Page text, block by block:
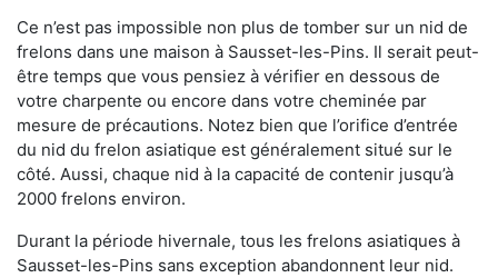
Ce n’est pas impossible non plus de tomber sur un nid de
frelons dans une maison à Sausset-les-Pins. Il serait peut-
être temps que vous pensiez à vérifier en dessous de
votre charpente ou encore dans votre cheminée par
mesure de précautions. Notez bien que l’orifice d’entrée
du nid du frelon asiatique est généralement situé sur le
côté. Aussi, chaque nid à la capacité de contenir jusqu’à
2000 frelons environ.
Durant la période hivernale, tous les frelons asiatiques à
Sausset-les-Pins sans exception abandonnent leur nid.